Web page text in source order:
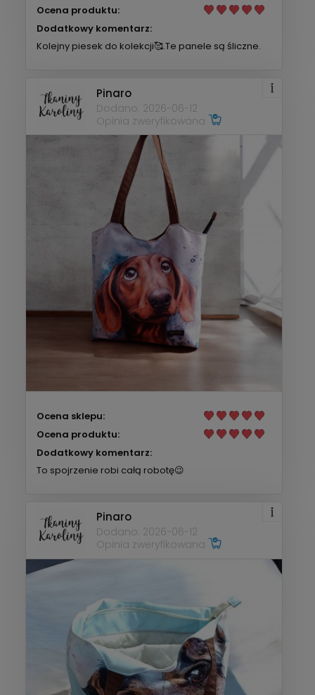
Ocena produktu:
Dodatkowy komentarz:
Kolejny piesek do kolekcji🥰.Te panele są śliczne.
Pinaro
Dodano: 2026-06-12
Opinia zweryfikowana
Ocena sklepu:
Ocena produktu:
Dodatkowy komentarz:
To spojrzenie robi całą robotę😉
Pinaro
Dodano: 2026-06-12
Opinia zweryfikowana